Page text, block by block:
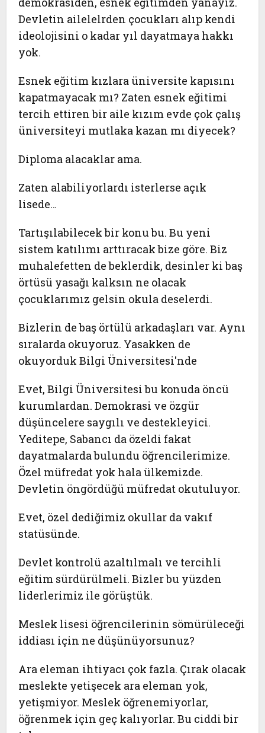
Devletin ailelelrden çocukları alıp kendi
ideolojisini o kadar yıl dayatmaya hakkı
yok.
Esnek eğitim kızlara üniversite kapısını
kapatmayacak mı? Zaten esnek eğitimi
tercih ettiren bir aile kızım evde çok çalış
üniversiteyi mutlaka kazan mı diyecek?
Diploma alacaklar ama.
Zaten alabiliyorlardı isterlerse açık
lisede…
Tartışılabilecek bir konu bu. Bu yeni
sistem katılımı arttıracak bize göre. Biz
muhalefetten de beklerdik, desinler ki baş
örtüsü yasağı kalksın ne olacak
çocuklarımız gelsin okula deselerdi.
Bizlerin de baş örtülü arkadaşları var. Aynı
sıralarda okuyoruz. Yasakken de
okuyorduk Bilgi Üniversitesi'nde
Evet, Bilgi Üniversitesi bu konuda öncü
kurumlardan. Demokrasi ve özgür
düşüncelere saygılı ve destekleyici.
Yeditepe, Sabancı da özeldi fakat
dayatmalarda bulundu öğrencilerimize.
Özel müfredat yok hala ülkemizde.
Devletin öngördüğü müfredat okutuluyor.
Evet, özel dediğimiz okullar da vakıf
statüsünde.
Devlet kontrolü azaltılmalı ve tercihli
eğitim sürdürülmeli. Bizler bu yüzden
liderlerimiz ile görüştük.
Meslek lisesi öğrencilerinin sömürüleceği
iddiası için ne düşünüyorsunuz?
Ara eleman ihtiyacı çok fazla. Çırak olacak
meslekte yetişecek ara eleman yok,
yetişmiyor. Meslek öğrenemiyorlar,
öğrenmek için geç kalıyorlar. Bu ciddi bir